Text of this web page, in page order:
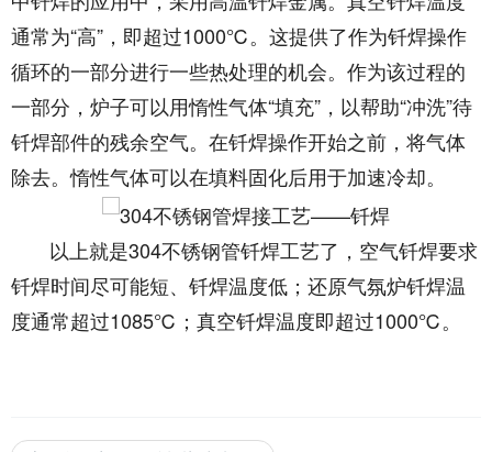
通常为“高”，即超过1000℃。这提供了作为钎焊操作
循环的一部分进行一些热处理的机会。作为该过程的
一部分，炉子可以用惰性气体“填充”，以帮助“冲洗”待
钎焊部件的残余空气。在钎焊操作开始之前，将气体
除去。惰性气体可以在填料固化后用于加速冷却。
以上就是304不锈钢管钎焊工艺了，空气钎焊要求
钎焊时间尽可能短、钎焊温度低；还原气氛炉钎焊温
度通常超过1085℃；真空钎焊温度即超过1000℃。